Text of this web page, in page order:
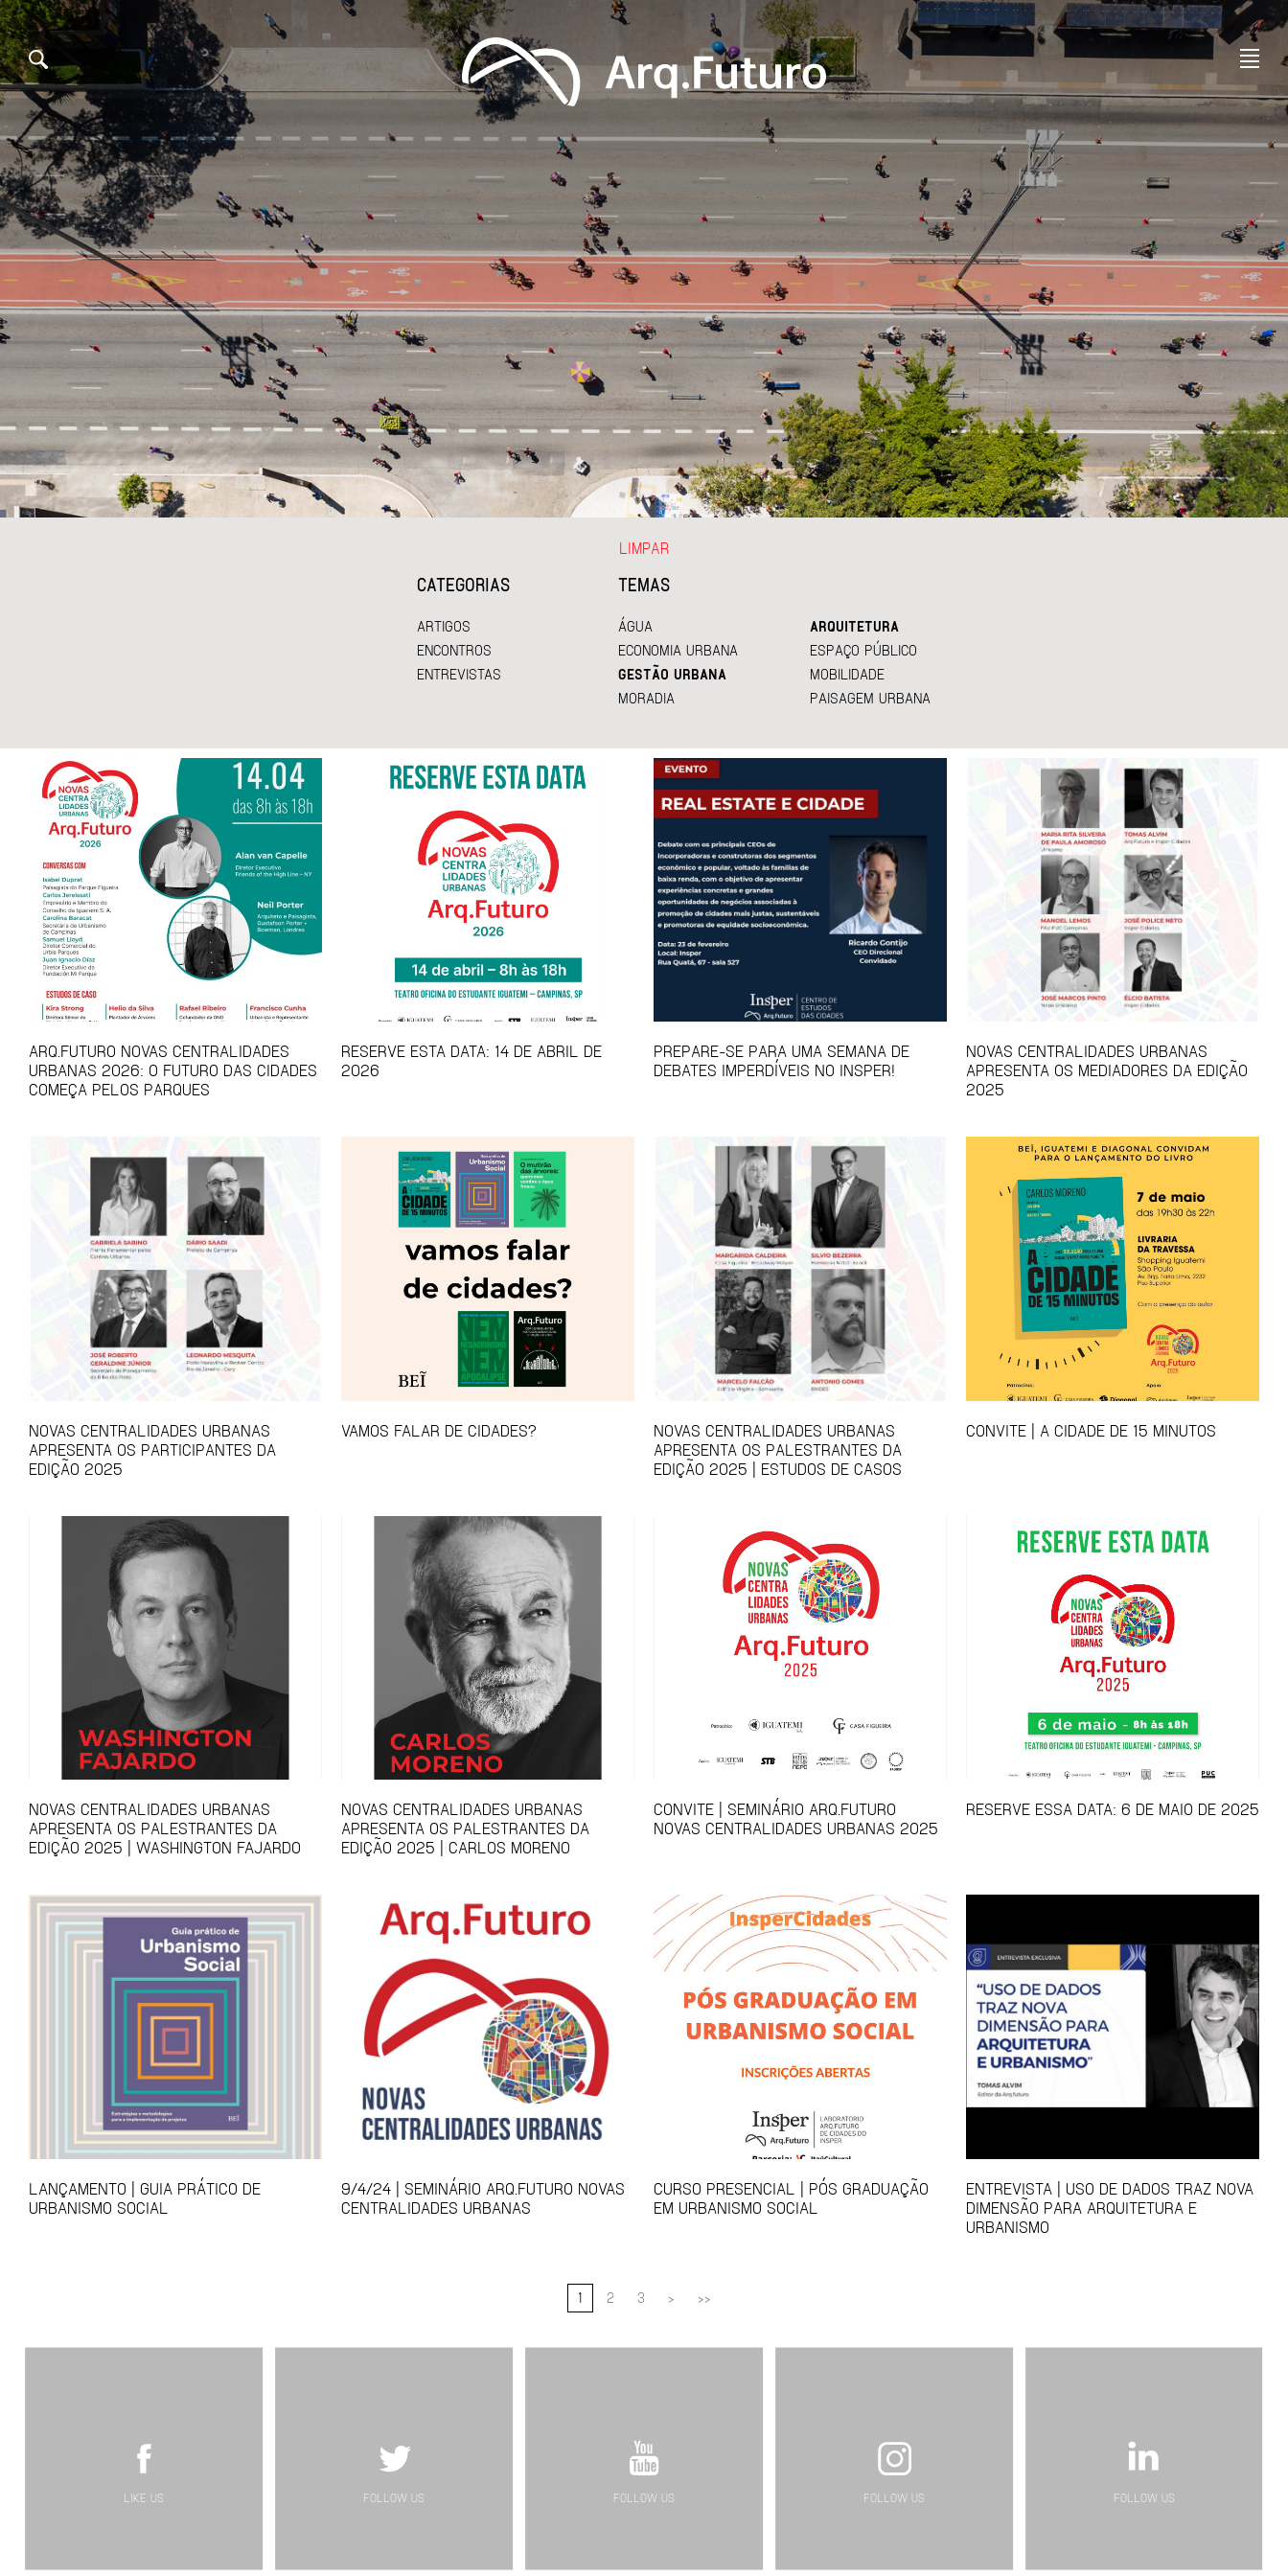
CATEGORIAS
ARTIGOS
ENCONTROS
ENTREVISTAS
TEMAS
ÁGUA
ARQUITETURA
ECONOMIA URBANA
ESPAÇO PÚBLICO
GESTÃO URBANA
MOBILIDADE
MORADIA
PAISAGEM URBANA
LIMPAR
ARQ.FUTURO NOVAS CENTRALIDADES
URBANAS 2026: O FUTURO DAS CIDADES
COMEÇA PELOS PARQUES
RESERVE ESTA DATA: 14 DE ABRIL DE
2026
PREPARE-SE PARA UMA SEMANA DE
DEBATES IMPERDÍVEIS NO INSPER!
NOVAS CENTRALIDADES URBANAS
APRESENTA OS MEDIADORES DA EDIÇÃO
2025
NOVAS CENTRALIDADES URBANAS
APRESENTA OS PARTICIPANTES DA
EDIÇÃO 2025
VAMOS FALAR DE CIDADES?
NOVAS CENTRALIDADES URBANAS
APRESENTA OS PALESTRANTES DA
EDIÇÃO 2025 | ESTUDOS DE CASOS
CONVITE | A CIDADE DE 15 MINUTOS
NOVAS CENTRALIDADES URBANAS
APRESENTA OS PALESTRANTES DA
EDIÇÃO 2025 | WASHINGTON FAJARDO
NOVAS CENTRALIDADES URBANAS
APRESENTA OS PALESTRANTES DA
EDIÇÃO 2025 | CARLOS MORENO
CONVITE | SEMINÁRIO ARQ.FUTURO
NOVAS CENTRALIDADES URBANAS 2025
RESERVE ESSA DATA: 6 DE MAIO DE 2025
LANÇAMENTO | GUIA PRÁTICO DE
URBANISMO SOCIAL
9/4/24 | SEMINÁRIO ARQ.FUTURO NOVAS
CENTRALIDADES URBANAS
CURSO PRESENCIAL | PÓS GRADUAÇÃO
EM URBANISMO SOCIAL
ENTREVISTA | USO DE DADOS TRAZ NOVA
DIMENSÃO PARA ARQUITETURA E
URBANISMO
1 2 3 > >>
LIKE US FOLLOW US FOLLOW US FOLLOW US FOLLOW US